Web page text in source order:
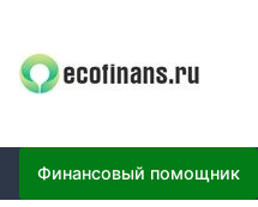
content
Финансовый помощник